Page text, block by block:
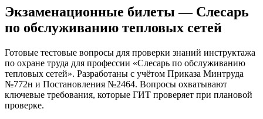
Экзаменационные билеты — Слесарь
по обслуживанию тепловых сетей
Готовые тестовые вопросы для проверки знаний инструктажа
по охране труда для профессии «Слесарь по обслуживанию
тепловых сетей». Разработаны с учётом Приказа Минтруда
№772н и Постановления №2464. Вопросы охватывают
ключевые требования, которые ГИТ проверяет при плановой
проверке.